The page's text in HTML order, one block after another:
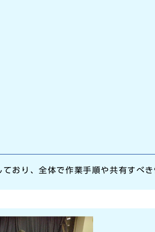
おり、全体で作業手順や共有すべ